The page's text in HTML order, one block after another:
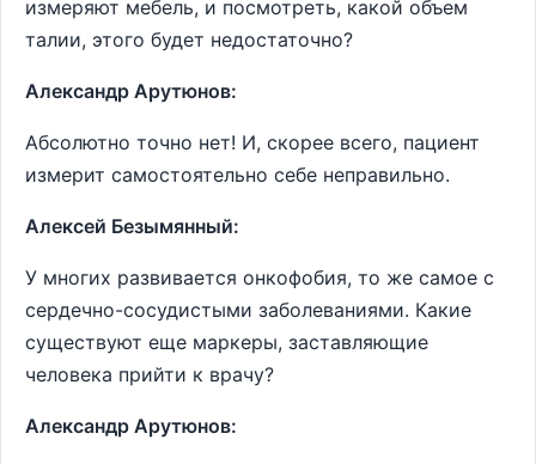
измеряют мебель, и посмотреть, какой объем
талии, этого будет недостаточно?
Александр Арутюнов:
Абсолютно точно нет! И, скорее всего, пациент
измерит самостоятельно себе неправильно.
Алексей Безымянный:
У многих развивается онкофобия, то же самое с
сердечно-сосудистыми заболеваниями. Какие
существуют еще маркеры, заставляющие
человека прийти к врачу?
Александр Арутюнов: